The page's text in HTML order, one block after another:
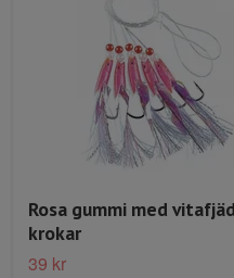
Rosa gummi med
krokar
39 kr